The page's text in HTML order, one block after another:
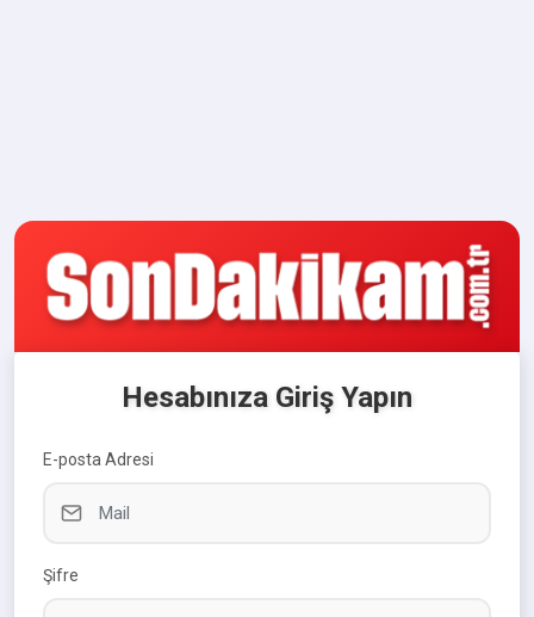
Hesabınıza Giriş Yapın
E-posta Adresi
Şifre